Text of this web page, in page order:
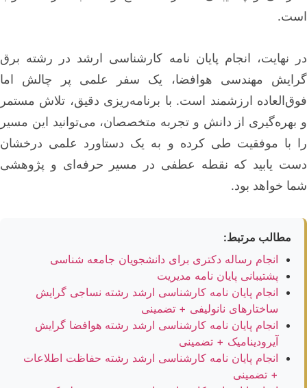
است.
در نهایت، انجام پایان نامه کارشناسی ارشد در رشته برق
گرایش مهندسی هوافضا، یک سفر علمی پر چالش اما
فوق‌العاده ارزشمند است. با برنامه‌ریزی دقیق، تلاش مستمر
و بهره‌گیری از دانش و تجربه متخصصان، می‌توانید این مسیر
را با موفقیت طی کرده و به یک دستاورد علمی درخشان
دست یابید که نقطه عطفی در مسیر حرفه‌ای و پژوهشی
شما خواهد بود.
مطالب مرتبط:
انجام رساله دکتری برای دانشجویان جامعه شناسی
پشتیبانی پایان نامه مدیریت
انجام پایان نامه کارشناسی ارشد رشته نساجی گرایش
ساختارهای نانولیفی + تضمینی
انجام پایان نامه کارشناسی ارشد رشته هوافضا گرایش
آیرودینامیک + تضمینی
انجام پایان نامه کارشناسی ارشد رشته حفاظت اطلاعات
+ تضمینی